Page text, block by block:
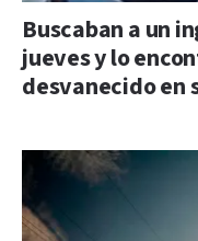
Buscaban a un
jueves y lo
desvanecido en